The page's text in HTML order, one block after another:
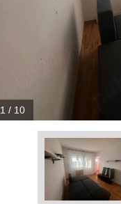
1 / 10